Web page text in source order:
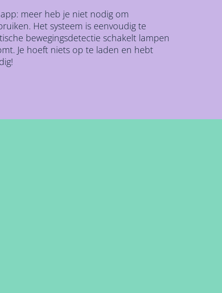
meer heb je niet nodig om
Het systeem is eenvoudig te
bewegingsdetectie schakelt lampen
Je hoeft niets op te laden en hebt